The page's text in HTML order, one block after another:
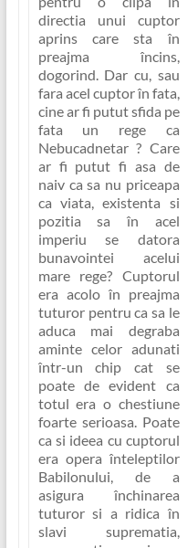
directia unui cuptor
aprins care sta în
preajma încins,
dogorind. Dar cu, sau
fara acel cuptor în fata,
cine ar fi putut sfida pe
fata un rege ca
Nebucadnetar ? Care
ar fi putut fi asa de
naiv ca sa nu priceapa
ca viata, existenta si
pozitia sa în acel
imperiu se datora
bunavointei acelui
mare rege? Cuptorul
era acolo în preajma
tuturor pentru ca sa le
aduca mai degraba
aminte celor adunati
într-un chip cat se
poate de evident ca
totul era o chestiune
foarte serioasa. Poate
ca si ideea cu cuptorul
era opera înteleptilor
Babilonului, de a
asigura închinarea
tuturor si a ridica în
slavi suprematia,